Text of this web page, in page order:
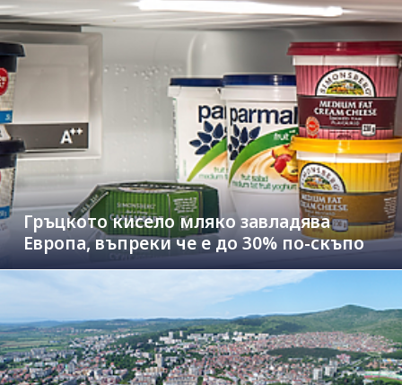
Гръцкото кисело мляко завладява
Европа, въпреки че е до 30% по-скъпо